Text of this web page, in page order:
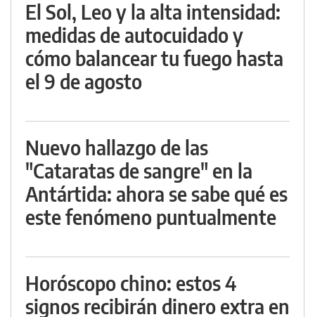
El Sol, Leo y la alta intensidad:
medidas de autocuidado y
cómo balancear tu fuego hasta
el 9 de agosto
Nuevo hallazgo de las
"Cataratas de sangre" en la
Antártida: ahora se sabe qué es
este fenómeno puntualmente
Horóscopo chino: estos 4
signos recibirán dinero extra en